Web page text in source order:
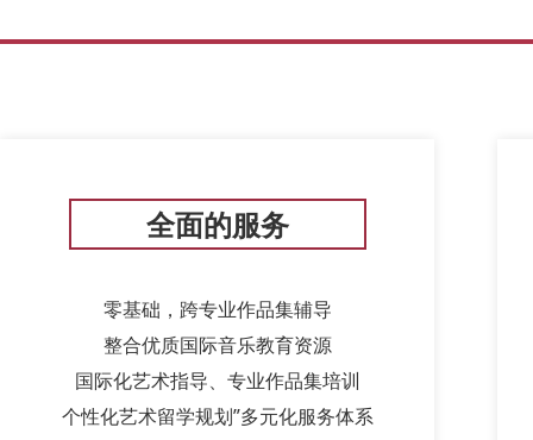
全面的服务
零基础，跨专业作品集辅导
整合优质国际音乐教育资源
国际化艺术指导、专业作品集培训
个性化艺术留学规划”多元化服务体系